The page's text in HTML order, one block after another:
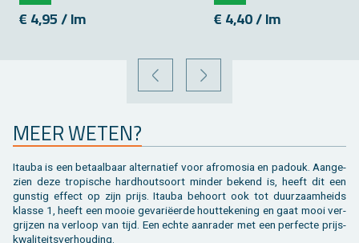
€ 4,95 / lm € 4,40 / lm
VORIGE VOLGENDE
MEER WETEN?
Itau­ba is een be­taal­baar al­ter­na­tief voor af­ro­mo­sia en pa­douk. Aan­ge­
zien deze tro­pi­sche hard­hout­soort min­der be­kend is, heeft dit een
gun­stig ef­fect op zijn prijs. Itau­ba be­hoort ook tot duur­zaam­heids
klas­se 1, heeft een mooie ge­va­riëerde hout­te­ke­ning en gaat mooi ver­
grij­zen na ver­loop van tijd. Een echte aan­ra­der met een per­fec­te prijs-
kwa­li­teits­ver­hou­ding.